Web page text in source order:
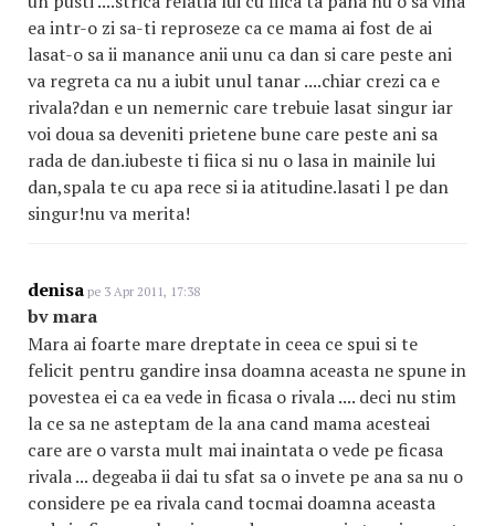
ea intr-o zi sa-ti reproseze ca ce mama ai fost de ai
lasat-o sa ii manance anii unu ca dan si care peste ani
va regreta ca nu a iubit unul tanar ....chiar crezi ca e
rivala?dan e un nemernic care trebuie lasat singur iar
voi doua sa deveniti prietene bune care peste ani sa
rada de dan.iubeste ti fiica si nu o lasa in mainile lui
dan,spala te cu apa rece si ia atitudine.lasati l pe dan
singur!nu va merita!
denisa pe 3 Apr 2011, 17:38
bv mara
Mara ai foarte mare dreptate in ceea ce spui si te
felicit pentru gandire insa doamna aceasta ne spune in
povestea ei ca ea vede in ficasa o rivala .... deci nu stim
la ce sa ne asteptam de la ana cand mama acesteai
care are o varsta mult mai inaintata o vede pe ficasa
rivala ... degeaba ii dai tu sfat sa o invete pe ana sa nu o
considere pe ea rivala cand tocmai doamna aceasta